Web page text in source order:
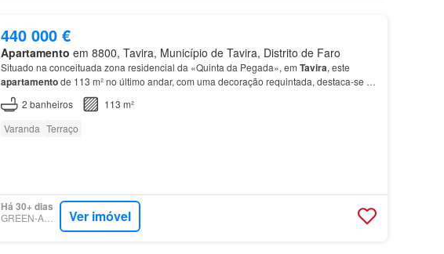
440 000 €
Apartamento em 8800, Tavira, Município de Tavira, Distrito de Faro
Situado na conceituada zona residencial da «Quinta da Pegada», em Tavira, este
apartamentode 113 m² no último andar, com uma decoração requintada, destaca-se O
apartamento apresenta áreas de estar espaçosas banhadas pela luz…
2 banheiros
113 m²
Varanda Terraço
Há 30+ dias
GREEN-ACRES Ver imóvel